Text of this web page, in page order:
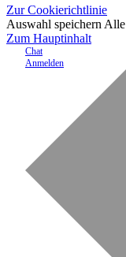
Zur Cookierichtlinie
Auswahl speichern Alle
Zum Hauptinhalt
Chat
Anmelden